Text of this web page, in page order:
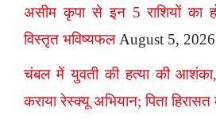
असीम कृपा से इन 5 राशियों का
विस्तृत भविष्यफल August 5, 2026
चंबल में युवती की हत्या की
कराया रेस्क्यू अभियान; पिता हिरासत